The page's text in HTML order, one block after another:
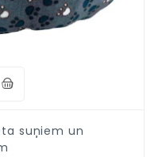
suņiem un